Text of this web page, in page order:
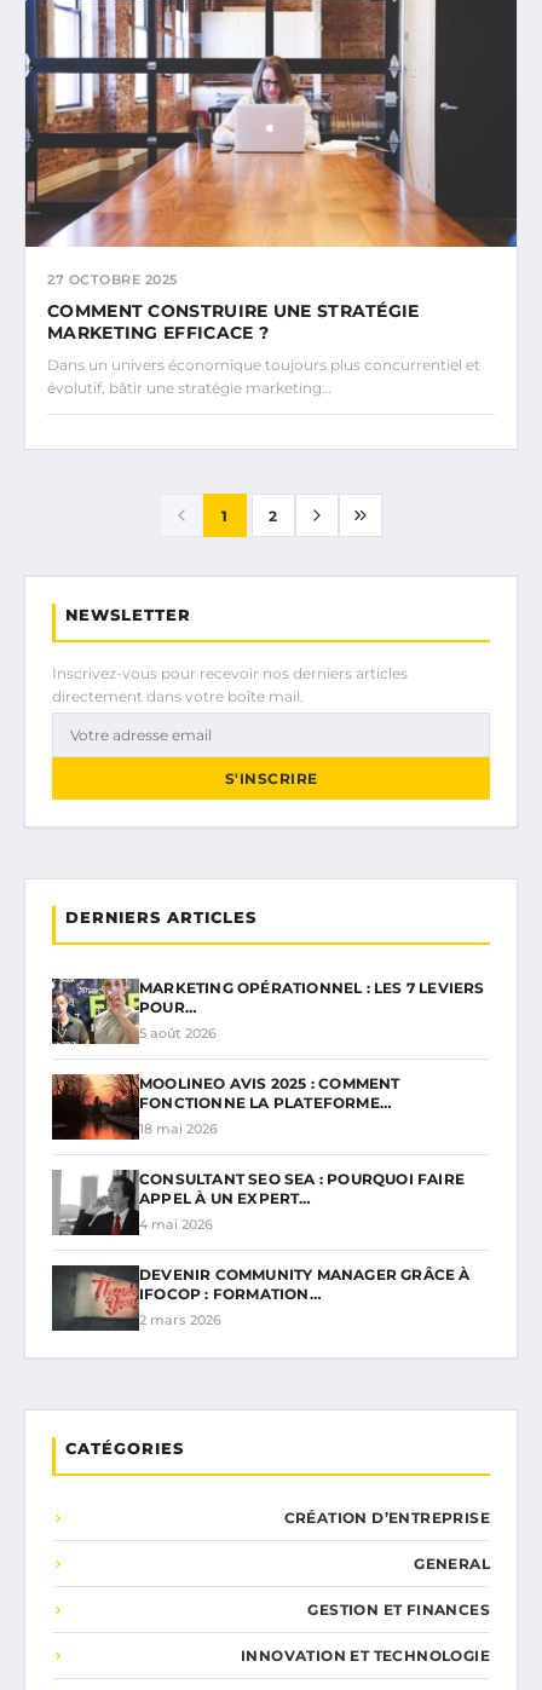
27 OCTOBRE 2025
COMMENT CONSTRUIRE UNE STRATÉGIE
MARKETING EFFICACE ?
Dans un univers économique toujours plus concurrentiel et
évolutif, bâtir une stratégie marketing…
1 2
NEWSLETTER
Inscrivez-vous pour recevoir nos derniers articles
directement dans votre boîte mail.
S'INSCRIRE
DERNIERS ARTICLES
MARKETING OPÉRATIONNEL : LES 7 LEVIERS
POUR…
5 août 2026
MOOLINEO AVIS 2025 : COMMENT
FONCTIONNE LA PLATEFORME…
18 mai 2026
CONSULTANT SEO SEA : POURQUOI FAIRE
APPEL À UN EXPERT…
4 mai 2026
DEVENIR COMMUNITY MANAGER GRÂCE À
IFOCOP : FORMATION…
2 mars 2026
CATÉGORIES
CRÉATION D’ENTREPRISE
GENERAL
GESTION ET FINANCES
INNOVATION ET TECHNOLOGIE